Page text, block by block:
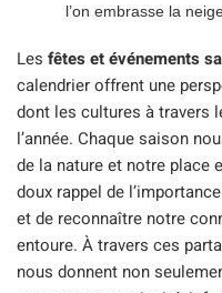
l’on embrasse la
Les fêtes et événements
calendrier offrent une
dont les cultures à travers
l’année. Chaque saison
de la nature et notre place
doux rappel de
et de reconnaître notre
entoure. À travers ces
nous donnent non